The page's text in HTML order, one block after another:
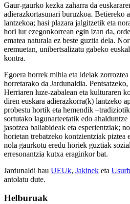
Gaur-gaurko kezka zaharra da
adierazkortasunari buruzkoa. Betiereko
lantzekoa; hasi plazara jalgitzetik eta
hori lur ezegonkorrean egin izan da,
ematea naturala ez beste guztia dela.
eremuetan, unibertsalizatu gabeko
kontra.
Egoera horrek mihia eta ideiak zorroztea
horretarako da Jardunaldia.
Herriaren luze-zabalean eta kulturaren
diren euskara adierazkorra(k) lantzeko
probestu hortik eta hemendik
sortutako lagunarteetatik edo
jasotzea baliabideak eta esperientziak;
horietan trebatzeko kontzientziak piztea
nola gaurkotu eredu horiek guztiak
erresonantzia kutxa eraginkor bat.
Jardunaldi hau UEUk, Jakinek eta
antolatu dute.
Helburuak